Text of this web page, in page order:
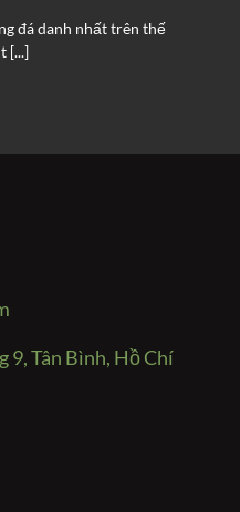
đá danh nhất trên thế
[...]
9, Tân Bình, Hồ Chí